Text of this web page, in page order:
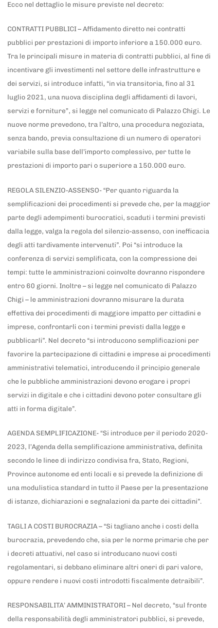
Ecco nel dettaglio le misure previste nel decreto:
CONTRATTI PUBBLICI – Affidamento diretto nei contratti
pubblici per prestazioni di importo inferiore a 150.000 euro.
Tra le principali misure in materia di contratti pubblici, al fine di
incentivare gli investimenti nel settore delle infrastrutture e
dei servizi, si introduce infatti, “in via transitoria, fino al 31
luglio 2021, una nuova disciplina degli affidamenti di lavori,
servizi e forniture”, si legge nel comunicato di Palazzo Chigi. Le
nuove norme prevedono, tra l’altro, una procedura negoziata,
senza bando, previa consultazione di un numero di operatori
variabile sulla base dell’importo complessivo, per tutte le
prestazioni di importo pari o superiore a 150.000 euro.
REGOLA SILENZIO-ASSENSO- “Per quanto riguarda la
semplificazioni dei procedimenti si prevede che, per la maggior
parte degli adempimenti burocratici, scaduti i termini previsti
dalla legge, valga la regola del silenzio-assenso, con inefficacia
degli atti tardivamente intervenuti”. Poi “si introduce la
conferenza di servizi semplificata, con la compressione dei
tempi: tutte le amministrazioni coinvolte dovranno rispondere
entro 60 giorni. Inoltre – si legge nel comunicato di Palazzo
Chigi – le amministrazioni dovranno misurare la durata
effettiva dei procedimenti di maggiore impatto per cittadini e
imprese, confrontarli con i termini previsti dalla legge e
pubblicarli”. Nel decreto “si introducono semplificazioni per
favorire la partecipazione di cittadini e imprese ai procedimenti
amministrativi telematici, introducendo il principio generale
che le pubbliche amministrazioni devono erogare i propri
servizi in digitale e che i cittadini devono poter consultare gli
atti in forma digitale”.
AGENDA SEMPLIFICAZIONE- “Si introduce per il periodo 2020-
2023, l’Agenda della semplificazione amministrativa, definita
secondo le linee di indirizzo condivisa fra, Stato, Regioni,
Province autonome ed enti locali e si prevede la definizione di
una modulistica standard in tutto il Paese per la presentazione
di istanze, dichiarazioni e segnalazioni da parte dei cittadini”.
TAGLI A COSTI BUROCRAZIA – “Si tagliano anche i costi della
burocrazia, prevedendo che, sia per le norme primarie che per
i decreti attuativi, nel caso si introducano nuovi costi
regolamentari, si debbano eliminare altri oneri di pari valore,
oppure rendere i nuovi costi introdotti fiscalmente detraibili”.
RESPONSABILITA’ AMMINISTRATORI – Nel decreto, “sul fronte
della responsabilità degli amministratori pubblici, si prevede,